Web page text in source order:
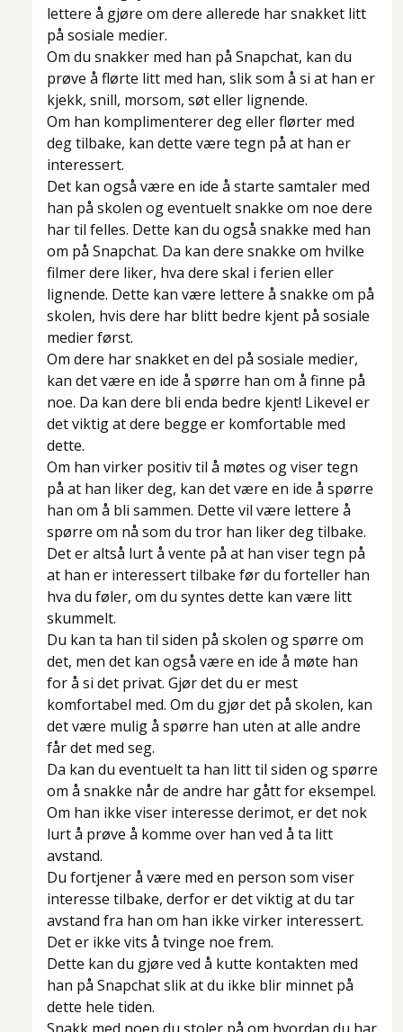
lettere å gjøre om dere allerede har snakket litt
på sosiale medier.
Om du snakker med han på Snapchat, kan du
prøve å flørte litt med han, slik som å si at han er
kjekk, snill, morsom, søt eller lignende.
Om han komplimenterer deg eller flørter med
deg tilbake, kan dette være tegn på at han er
interessert.
Det kan også være en ide å starte samtaler med
han på skolen og eventuelt snakke om noe dere
har til felles. Dette kan du også snakke med han
om på Snapchat. Da kan dere snakke om hvilke
filmer dere liker, hva dere skal i ferien eller
lignende. Dette kan være lettere å snakke om på
skolen, hvis dere har blitt bedre kjent på sosiale
medier først.
Om dere har snakket en del på sosiale medier,
kan det være en ide å spørre han om å finne på
noe. Da kan dere bli enda bedre kjent! Likevel er
det viktig at dere begge er komfortable med
dette.
Om han virker positiv til å møtes og viser tegn
på at han liker deg, kan det være en ide å spørre
han om å bli sammen. Dette vil være lettere å
spørre om nå som du tror han liker deg tilbake.
Det er altså lurt å vente på at han viser tegn på
at han er interessert tilbake før du forteller han
hva du føler, om du syntes dette kan være litt
skummelt.
Du kan ta han til siden på skolen og spørre om
det, men det kan også være en ide å møte han
for å si det privat. Gjør det du er mest
komfortabel med. Om du gjør det på skolen, kan
det være mulig å spørre han uten at alle andre
får det med seg.
Da kan du eventuelt ta han litt til siden og spørre
om å snakke når de andre har gått for eksempel.
Om han ikke viser interesse derimot, er det nok
lurt å prøve å komme over han ved å ta litt
avstand.
Du fortjener å være med en person som viser
interesse tilbake, derfor er det viktig at du tar
avstand fra han om han ikke virker interessert.
Det er ikke vits å tvinge noe frem.
Dette kan du gjøre ved å kutte kontakten med
han på Snapchat slik at du ikke blir minnet på
dette hele tiden.